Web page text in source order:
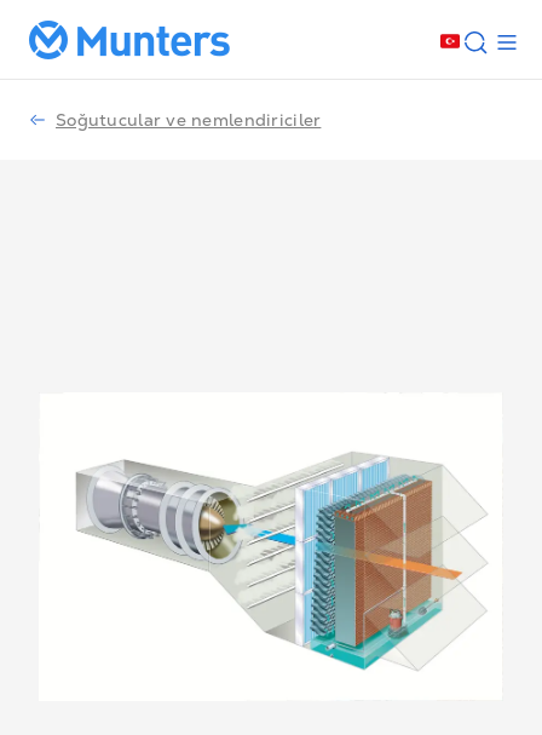
Soğutucular ve nemlendiriciler